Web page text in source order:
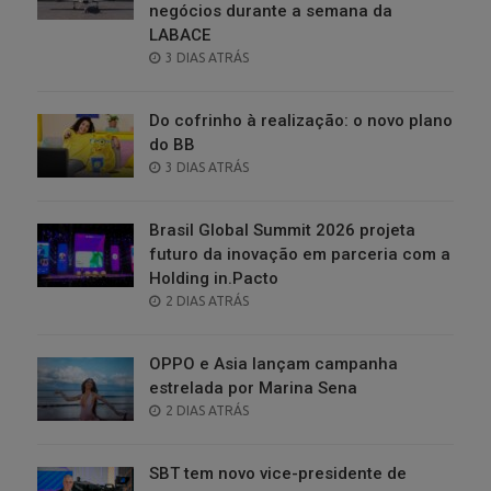
negócios durante a semana da
LABACE
POSTED
3 DIAS ATRÁS
Do cofrinho à realização: o novo plano
do BB
POSTED
3 DIAS ATRÁS
Brasil Global Summit 2026 projeta
futuro da inovação em parceria com a
Holding in.Pacto
POSTED
2 DIAS ATRÁS
OPPO e Asia lançam campanha
estrelada por Marina Sena
POSTED
2 DIAS ATRÁS
SBT tem novo vice-presidente de